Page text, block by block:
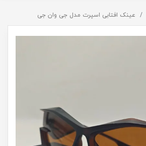
عینک افتابی اسپرت مدل جی وان جی